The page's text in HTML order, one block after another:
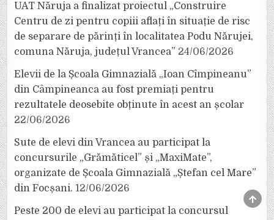
UAT Năruja a finalizat proiectul „Construire
Centru de zi pentru copiii aflați în situație de risc
de separare de părinți în localitatea Podu Nărujei,
comuna Năruja, județul Vrancea” 24/06/2026
Elevii de la Școala Gimnazială „Ioan Cîmpineanu”
din Câmpineanca au fost premiați pentru
rezultatele deosebite obținute în acest an școlar
22/06/2026
Sute de elevi din Vrancea au participat la
concursurile „Grămăticel” și „MaxiMate”,
organizate de Școala Gimnazială „Ștefan cel Mare”
din Focșani. 12/06/2026
Peste 200 de elevi au participat la concursul TO
TOP